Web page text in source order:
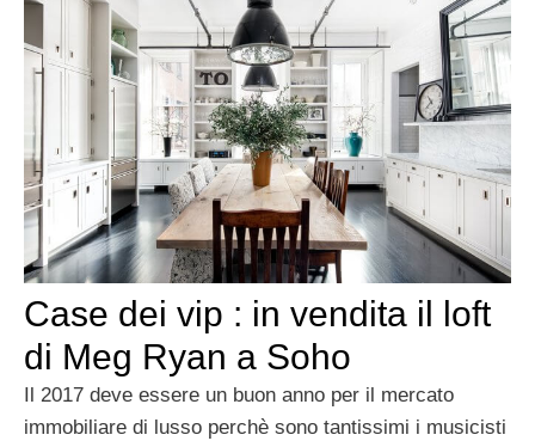
Case dei vip : in vendita il loft
di Meg Ryan a Soho
Il 2017 deve essere un buon anno per il mercato
immobiliare di lusso perchè sono tantissimi i musicisti